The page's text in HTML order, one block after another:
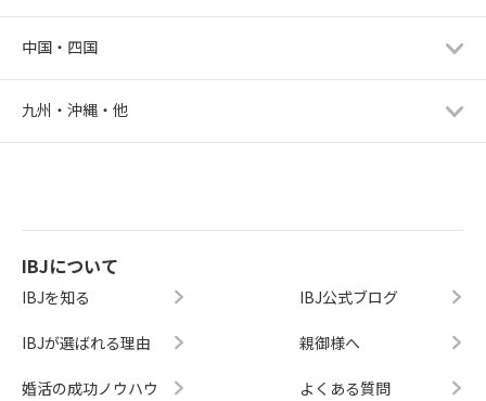
中国・四国
九州・沖縄・他
IBJについて
IBJを知る
IBJが選ばれる理由
婚活の成功ノウハウ
IBJ公式ブログ
親御様へ
よくある質問